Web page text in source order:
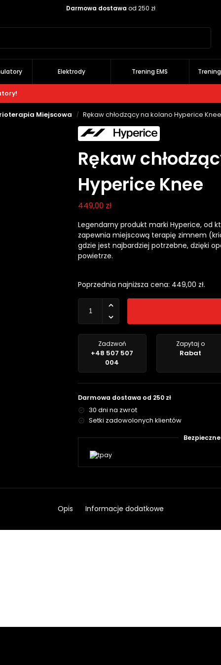
Darmowa dostawa od 250 zł
Elektrody Trening EMS
Miejscowa / Rękaw chłodzący na kolano Hyperice Knee
Rękaw
Hyperice Knee
449,00 zł
Legendarny produkt marki Hyperice, od
zapewnia miejscową terapię zimnem
gdzie jest najbardziej potrzebne, dzięki
powietrze.
Poprzednia najniższa cena: 449,00 zł.
Zadzwoń
+48 507 507
004
Zapytaj o
Rabat
Darmowa dostawa od 250 zł
30 dni na zwrot
Setki zadowolonych klientów
Opis Informacje dodatkowe